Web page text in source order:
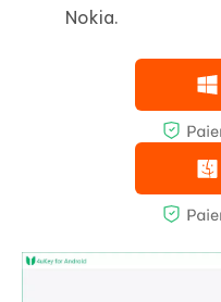
Nokia.